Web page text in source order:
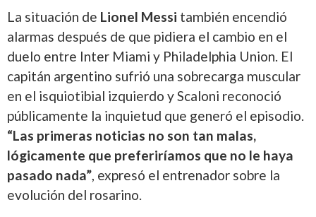
La situación de Lionel Messi también encendió
alarmas después de que pidiera el cambio en el
duelo entre Inter Miami y Philadelphia Union. El
capitán argentino sufrió una sobrecarga muscular
en el isquiotibial izquierdo y Scaloni reconoció
públicamente la inquietud que generó el episodio.
“Las primeras noticias no son tan malas,
lógicamente que preferiríamos que no le haya
pasado nada”, expresó el entrenador sobre la
evolución del rosarino.